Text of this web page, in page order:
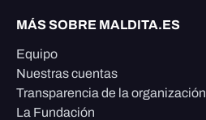
MÁS SOBRE MALDITA.ES
Equipo
Nuestras cuentas
Transparencia de la organización
La Fundación